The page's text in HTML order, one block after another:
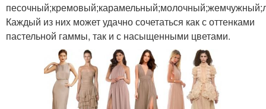
Каждый из них может удачно сочетаться как с оттенками
пастельной гаммы, так и с насыщенными цветами.